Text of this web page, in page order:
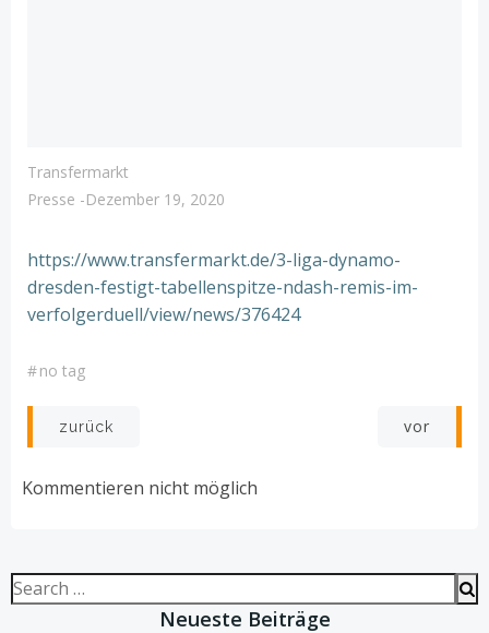
Transfermarkt
Presse -Dezember 19, 2020
https://www.transfermarkt.de/3-liga-dynamo-
dresden-festigt-tabellenspitze-ndash-remis-im-
verfolgerduell/view/news/376424
#no tag
Post
navigation
zurück
navigation
vor
Kommentieren nicht möglich
Search
for:
Neueste Beiträge